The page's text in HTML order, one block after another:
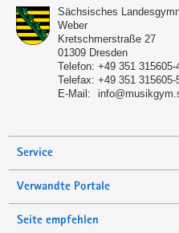
Sächsisches
Weber
Kretschmerstraße 27
01309 Dresden
Telefon: +49 351 315605-
Telefax: +49 351 315605-
E-Mail:
Service
Verwandte Portale
Seite empfehlen